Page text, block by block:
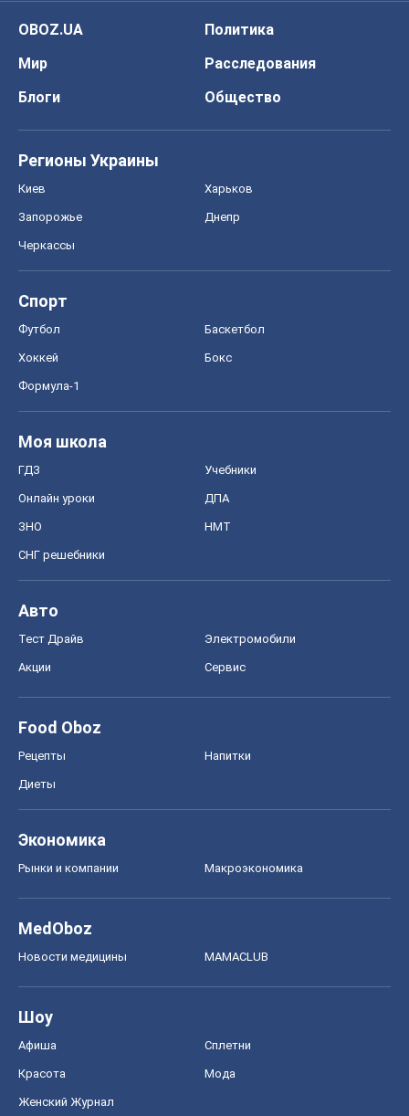
OBOZ.UA
Политика
Мир
Расследования
Блоги
Общество
Регионы Украины
Киев Харьков
Запорожье Днепр
Черкассы
Спорт
Футбол Баскетбол
Хоккей Бокс
Формула-1
Моя школа
ГДЗ Учебники
Онлайн уроки ДПА
ЗНО НМТ
СНГ решебники
Авто
Тест Драйв Электромобили
Акции Сервис
Food Oboz
Рецепты Напитки
Диеты
Экономика
Рынки и компании Mакроэкономика
MedOboz
Новости медицины MAMACLUB
Шоу
Афиша Сплетни
Красота Мода
Женский Журнал